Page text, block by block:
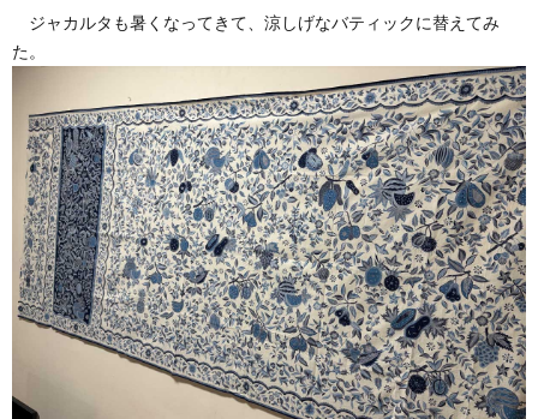
ジャカルタも暑くなってきて、涼しげなバティックに替えてみ
た。